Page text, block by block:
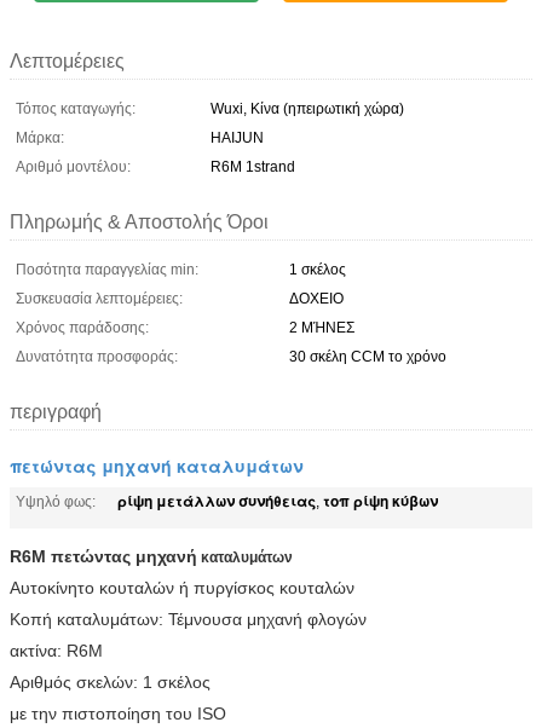
Λεπτομέρειες
Τόπος καταγωγής:
Wuxi, Κίνα (ηπειρωτική χώρα)
Μάρκα:
HAIJUN
Αριθμό μοντέλου:
R6M 1strand
Πληρωμής & Αποστολής Όροι
Ποσότητα παραγγελίας min:
1 σκέλος
Συσκευασία λεπτομέρειες:
ΔΟΧΕΙΟ
Χρόνος παράδοσης:
2 ΜΉΝΕΣ
Δυνατότητα προσφοράς:
30 σκέλη CCM το χρόνο
περιγραφή
πετώντας μηχανή καταλυμάτων
Υψηλό φως: ρίψη μετάλλων συνήθειας, τοπ ρίψη κύβων
R6M πετώντας μηχανή καταλυμάτων
Αυτοκίνητο κουταλών ή πυργίσκος κουταλών
Κοπή καταλυμάτων: Τέμνουσα μηχανή φλογών
ακτίνα: R6M
Αριθμός σκελών: 1 σκέλος
με την πιστοποίηση του ISO